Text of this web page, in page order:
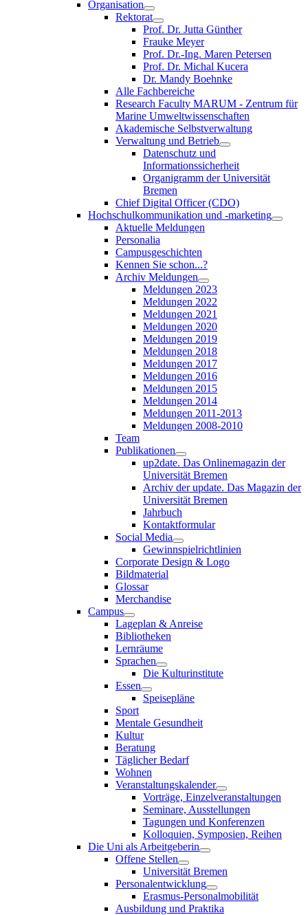
Organisation
Rektorat
Prof. Dr. Jutta Günther
Frauke Meyer
Prof. Dr.-Ing. Maren Petersen
Prof. Dr. Michal Kucera
Dr. Mandy Boehnke
Alle Fachbereiche
Research Faculty MARUM - Zentrum für
Marine Umweltwissenschaften
Akademische Selbstverwaltung
Verwaltung und Betrieb
Datenschutz und
Informationssicherheit
Organigramm der Universität
Bremen
Chief Digital Officer (CDO)
Hochschulkommunikation und -marketing
Aktuelle Meldungen
Personalia
Campusgeschichten
Kennen Sie schon...?
Archiv Meldungen
Meldungen 2023
Meldungen 2022
Meldungen 2021
Meldungen 2020
Meldungen 2019
Meldungen 2018
Meldungen 2017
Meldungen 2016
Meldungen 2015
Meldungen 2014
Meldungen 2011-2013
Meldungen 2008-2010
Team
Publikationen
up2date. Das Onlinemagazin der
Universität Bremen
Archiv der update. Das Magazin der
Universität Bremen
Jahrbuch
Kontaktformular
Social Media
Gewinnspielrichtlinien
Corporate Design & Logo
Bildmaterial
Glossar
Merchandise
Campus
Lageplan & Anreise
Bibliotheken
Lernräume
Sprachen
Die Kulturinstitute
Essen
Speisepläne
Sport
Mentale Gesundheit
Kultur
Beratung
Täglicher Bedarf
Wohnen
Veranstaltungskalender
Vorträge, Einzelveranstaltungen
Seminare, Ausstellungen
Tagungen und Konferenzen
Kolloquien, Symposien, Reihen
Die Uni als Arbeitgeberin
Offene Stellen
Universität Bremen
Personalentwicklung
Erasmus-Personalmobilität
Ausbildung und Praktika